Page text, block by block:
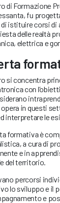
di Formazione
fu
istituire corsi di
delle realtà
elettrica e
si concentra
con
in questi
interpretare le
formativa è
a cura di
e in
del territorio.
percorsi
lo sviluppo e il
e